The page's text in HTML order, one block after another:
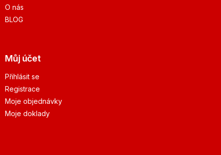
O nás
BLOG
Můj účet
Přihlásit se
Registrace
Moje objednávky
Moje doklady